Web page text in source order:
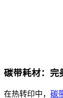
碳带耗材：完
在热转印中， 碳